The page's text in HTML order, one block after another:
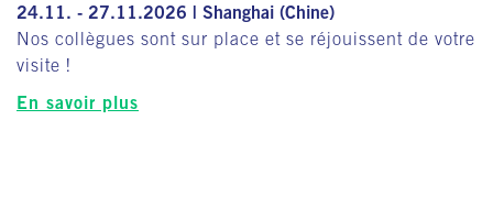
24.11. - 27.11.2026 | Shanghai (Chine)
Nos collègues sont sur place et se réjouissent de votre
visite !
En savoir plus